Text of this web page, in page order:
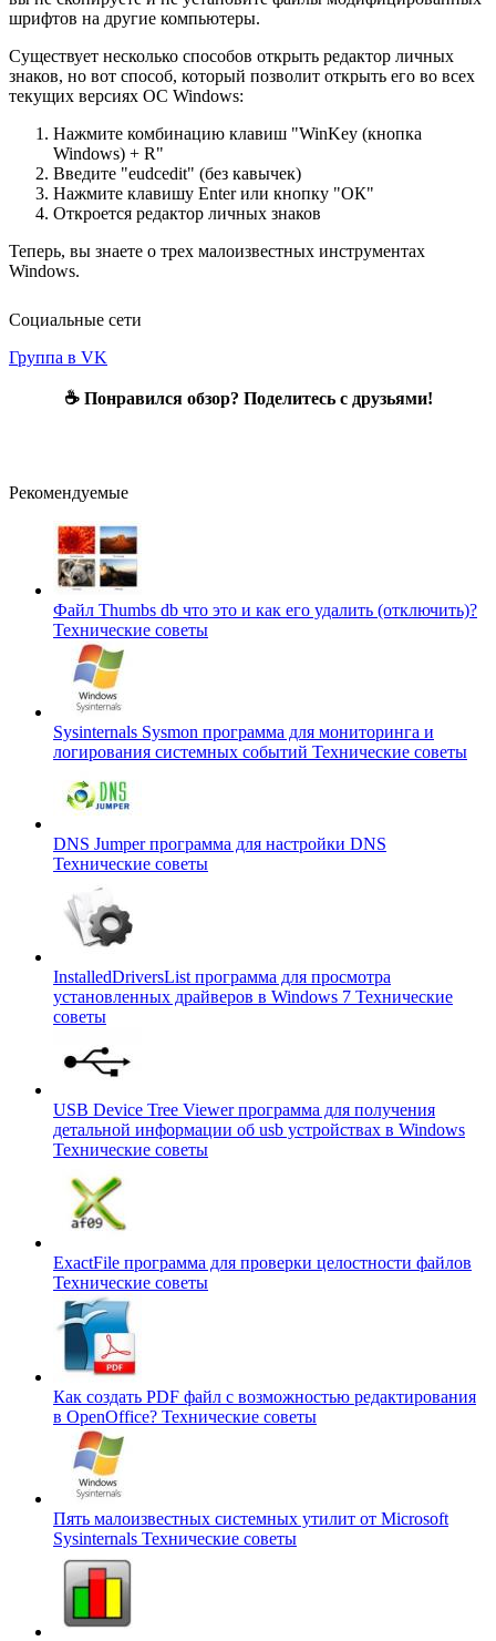
шрифтов на другие компьютеры.
Существует несколько способов открыть редактор личных
знаков, но вот способ, который позволит открыть его во всех
текущих версиях ОС Windows:
Нажмите комбинацию клавиш "WinKey (кнопка
Windows) + R"
Введите "eudcedit" (без кавычек)
Нажмите клавишу Enter или кнопку "ОК"
Откроется редактор личных знаков
Теперь, вы знаете о трех малоизвестных инструментах
Windows.
Социальные сети
Группа в VK
☕ Понравился обзор? Поделитесь с друзьями!
Рекомендуемые
Файл Thumbs db что это и как его удалить (отключить)?
Технические советы
Sysinternals Sysmon программа для мониторинга и
логирования системных событий Технические советы
DNS Jumper программа для настройки DNS
Технические советы
InstalledDriversList программа для просмотра
установленных драйверов в Windows 7 Технические
советы
USB Device Tree Viewer программа для получения
детальной информации об usb устройствах в Windows
Технические советы
ExactFile программа для проверки целостности файлов
Технические советы
Как создать PDF файл с возможностью редактирования
в OpenOffice? Технические советы
Пять малоизвестных системных утилит от Microsoft
Sysinternals Технические советы